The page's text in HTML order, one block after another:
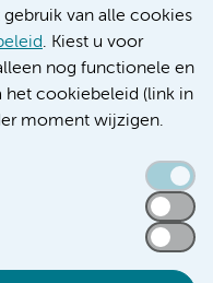
van alle cookies
. Kiest u voor
nog functionele en
het cookiebeleid (link in
moment wijzigen.